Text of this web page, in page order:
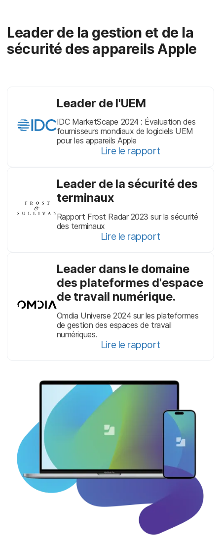
Leader de la gestion et de la
sécurité des appareils Apple
Leader de l'UEM
IDC MarketScape 2024 : Évaluation des
fournisseurs mondiaux de logiciels UEM
pour les appareils Apple
Lire le rapport
Leader de la sécurité des
terminaux
Rapport Frost Radar 2023 sur la sécurité
des terminaux
Lire le rapport
Leader dans le domaine
des plateformes d'espace
de travail numérique.
Omdia Universe 2024 sur les plateformes
de gestion des espaces de travail
numériques.
Lire le rapport